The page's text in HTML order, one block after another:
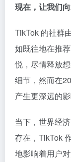
现在，让我们
TikTok 的社群
如既往地在推
悦，尽情释放
细节，然而在
产生更深远的影
当下，世界经
存在，TikTok
地影响着用户